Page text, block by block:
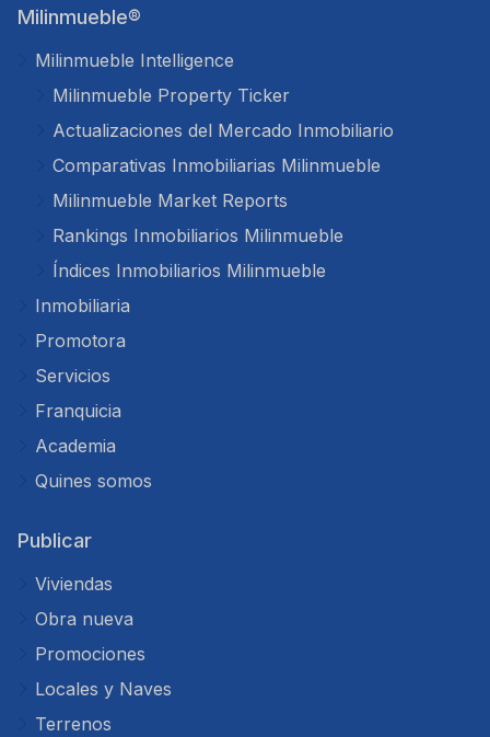
Milinmueble®
Milinmueble Intelligence
Milinmueble Property Ticker
Actualizaciones del Mercado Inmobiliario
Comparativas Inmobiliarias Milinmueble
Milinmueble Market Reports
Rankings Inmobiliarios Milinmueble
Índices Inmobiliarios Milinmueble
Inmobiliaria
Promotora
Servicios
Franquicia
Academia
Quines somos
Publicar
Viviendas
Obra nueva
Promociones
Locales y Naves
Terrenos